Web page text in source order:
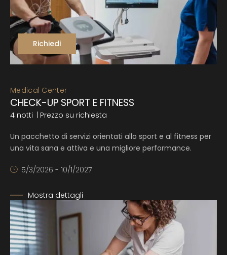
Richiedi
Medical Center
CHECK-UP SPORT E FITNESS
4 notti | Prezzo su richiesta
Un pacchetto di servizi orientati allo sport e al fitness per
una vita sana e attiva e una migliore performance.
5/3/2026 - 10/1/2027
Mostra dettagli